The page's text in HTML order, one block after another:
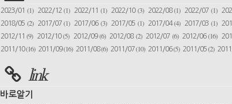
2023/01 (1) 2022/12(1) 2022/11(1) 2022/10 (3) 2022/08(1) 2022/07(1)
2018/05 (2) 2017/07(1) 2017/06(3) 2017/05 (1) 2017/04(4) 2017/03(1)
2012/11(9) 2012/10(5) 2012/09(6) 2012/08 (2) 2012/07 (6) 2012/06(16)
2011/10(16) 2011/09(16) 2011/08(6) 2011/07(10) 2011/06(5) 2011/05(2)
link
바로알기